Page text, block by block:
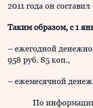
2011 года он составил
Таким образом, с 1
– ежегодной
958 руб. 85 коп.,
– ежемесячной
По